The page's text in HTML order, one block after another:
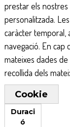
prestar els nostres
personalitzada.
caràcter temporal,
navegació. En cap
mateixes dades
recollida dels
Cookie
Duraci
ó